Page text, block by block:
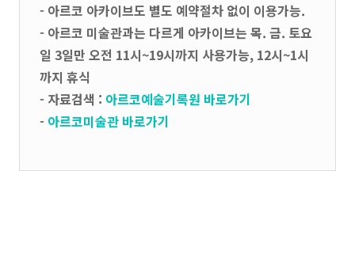
- 아르코 아카이브도 별도 예약절차 없이 이용가능.
- 아르코 미술관과는 다르게 아카이브는 목. 금. 토요
일 3일만 오전 11시~19시까지 사용가능, 12시~1시
까지 휴식
- 자료검색 : 아르코예술기록원 바로가기
- 아르코미술관 바로가기